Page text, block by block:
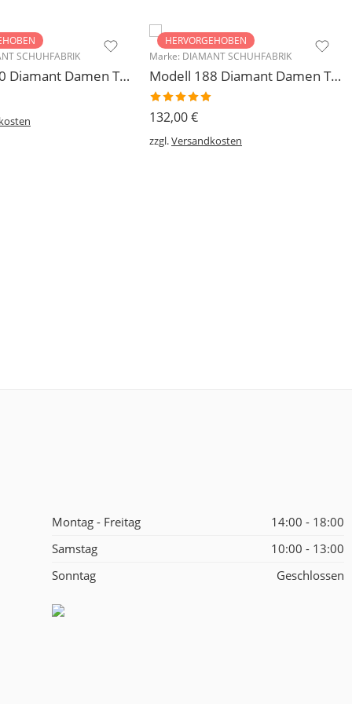
SCHUHFABRIK
Modell 140 Diamant Damen Trainerschuh Microfaser 3,7 cm
HERVORGEHOBEN
Marke: DIAMANT SCHUHFABRIK
Modell 188 Diamant Damen Tanzschuh Trainer geteilte Chromledersohle
Bewertet
mit5.00
von 5
132,00€
zzgl.Versandkosten
Montag - Freitag
14:00 - 18:00
Samstag
10:00 - 13:00
Sonntag
Geschlossen